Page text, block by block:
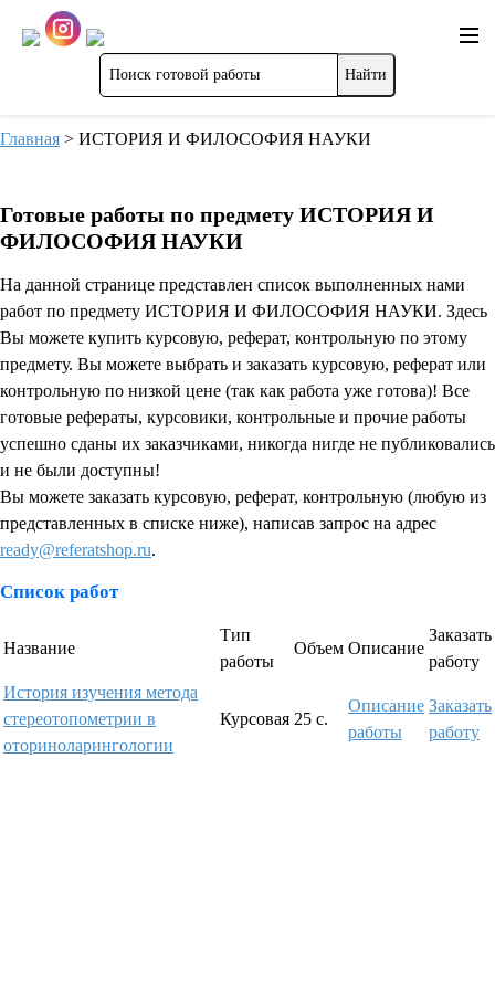
Главная > ИСТОРИЯ И ФИЛОСОФИЯ НАУКИ
Готовые работы по предмету ИСТОРИЯ И
ФИЛОСОФИЯ НАУКИ
На данной странице представлен список выполненных нами
работ по предмету ИСТОРИЯ И ФИЛОСОФИЯ НАУКИ. Здесь
Вы можете купить курсовую, реферат, контрольную по этому
предмету. Вы можете выбрать и заказать курсовую, реферат или
контрольную по низкой цене (так как работа уже готова)! Все
готовые рефераты, курсовики, контрольные и прочие работы
успешно сданы их заказчиками, никогда нигде не публиковались
и не были доступны!
Вы можете заказать курсовую, реферат, контрольную (любую из
представленных в списке ниже), написав запрос на адрес
ready@referatshop.ru.
Список работ
Название
Тип
работы
Объем Описание
Заказать
работу
История изучения метода
стереотопометрии в
оториноларингологии
Курсовая 25 с.
Описание
работы
Заказать
работу